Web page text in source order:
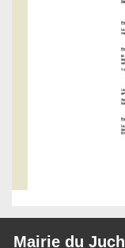
Mairie du Juch